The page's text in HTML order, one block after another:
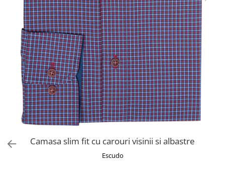
Camasa slim fit cu carouri visinii si albastre
Escudo